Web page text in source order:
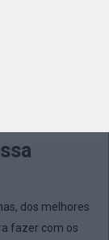
dos melhores
fazer com os